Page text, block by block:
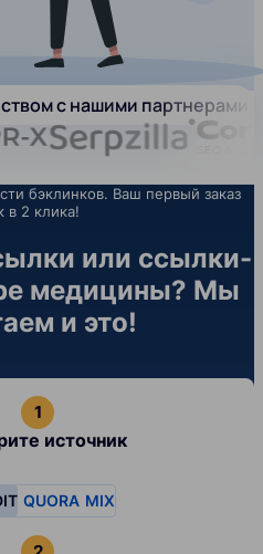
с нашими партнерами:
бэклинков. Ваш первый заказ
в 2 клика!
или ссылки-
медицины? Мы
и это!
источник
QUORA MIX